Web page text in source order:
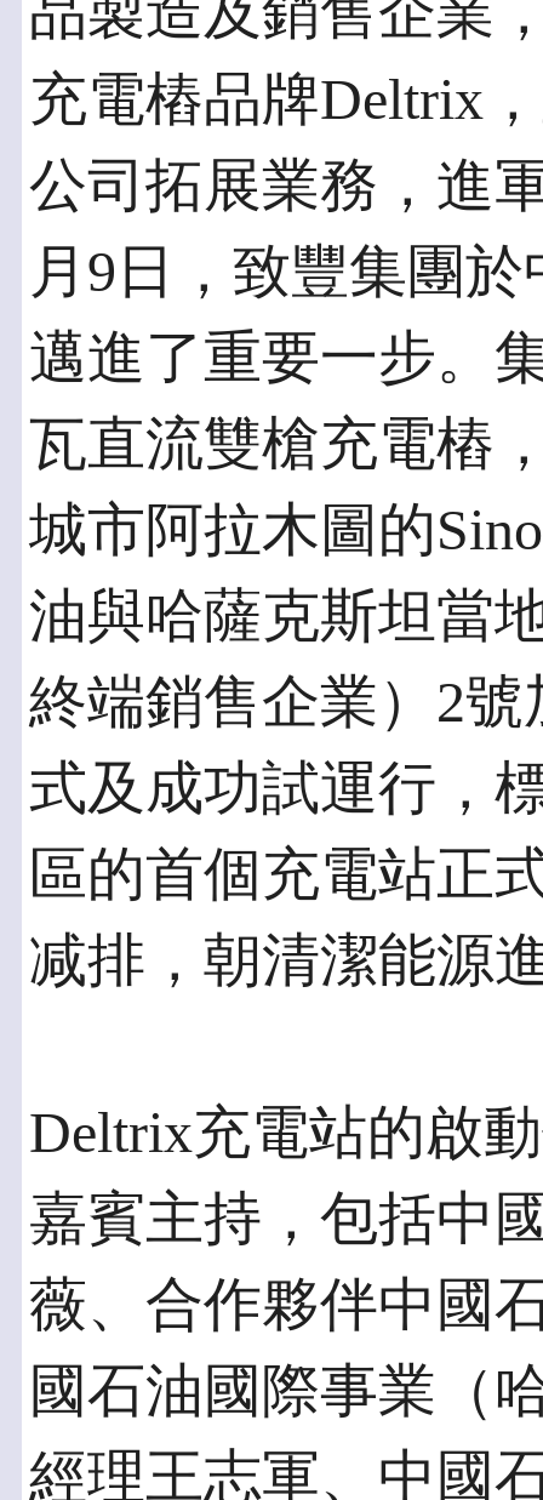
品製造及銷售企業
充電樁品牌Deltrix
公司拓展業務，進
月9日，致豐集團
邁進了重要一步。
瓦直流雙槍充電樁
城市阿拉木圖的
油與哈薩克斯坦當
終端銷售企業）2
式及成功試運行，
區的首個充電站正
减排，朝清潔能源
Deltrix充電站的啟
嘉賓主持，包括中
薇、合作夥伴中國
國石油國際事業（
經理王志軍、中國